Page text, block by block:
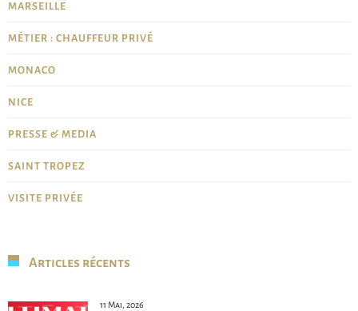
MARSEILLE
MÉTIER : CHAUFFEUR PRIVÉ
MONACO
NICE
PRESSE & MEDIA
SAINT TROPEZ
VISITE PRIVÉE
Articles récents
11 Mai, 2026